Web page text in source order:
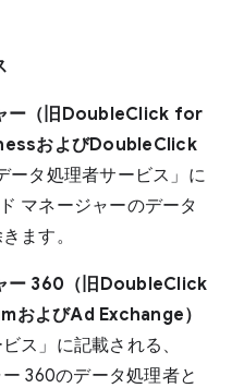
ー（旧DoubleClick for
およびDoubleClick
ータ処理者サービス」に
マネージャーのデータ
ます。
ー 360（旧DoubleClick
よびAd Exchange）
ス」に記載される、
360のデータ処理者と